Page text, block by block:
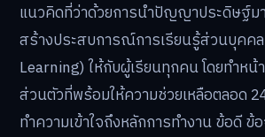
แนวคิดที่ว่าด้วยการนำปัญญาประดิษฐ์ม
สร้างประสบการณ์การเรียนรู้ส่วนบุคค
Learning) ให้กับผู้เรียนทุกคน โดยทำห
ส่วนตัวที่พร้อมให้ความช่วยเหลือตลอด
ทำความเข้าใจถึงหลักการทำงาน ข้อดี ข้